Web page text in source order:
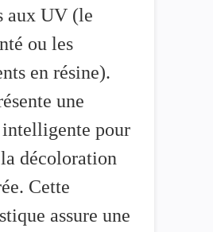
aux UV (le
ou les
en résine).
une
intelligente pour
décoloration
Cette
assure une